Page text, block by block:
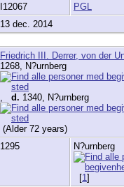
I12067
PGL
13 dec. 2014
Friedrich III. Derrer, von der
1268, N?urnberg
d. 1340, N?urnberg
(Alder 72 years)
1295 N?urnberg
[1]